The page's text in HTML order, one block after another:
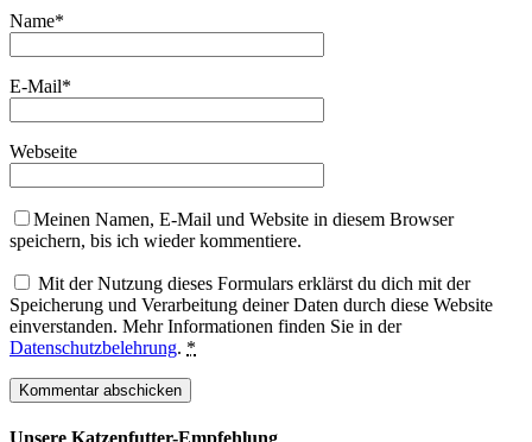
Name*
E-Mail*
Webseite
Meinen Namen, E-Mail und Website in diesem Browser
speichern, bis ich wieder kommentiere.
Mit der Nutzung dieses Formulars erklärst du dich mit der
Speicherung und Verarbeitung deiner Daten durch diese Website
einverstanden. Mehr Informationen finden Sie in der
Datenschutzbelehrung. *